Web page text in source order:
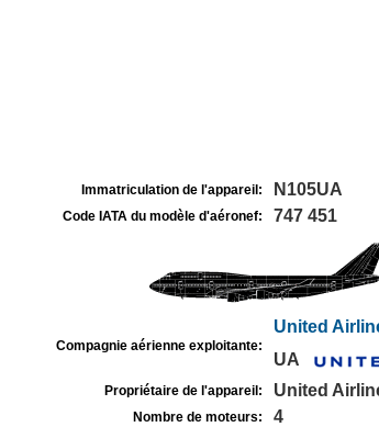
Immatriculation de l'appareil: N105UA
Code IATA du modèle d'aéronef: 747 451
Compagnie aérienne exploitante:
United
UA
Propriétaire de l'appareil: United
Nombre de moteurs: 4